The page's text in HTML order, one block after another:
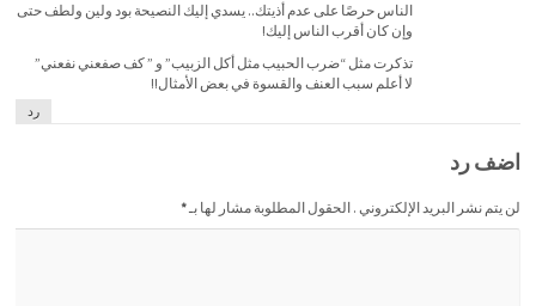
الناس حرصًا على عدم أذيتك.. يسدي إليك النصيحة بود ولين ولطف حتى
وإن كان أقرب الناس إليك!
تذكرت مثل “ضرب الحبيب مثل أكل الزبيب” و ” كف صفعني نفعني”
لا أعلم سبب العنف والقسوة في بعض الأمثال!!
رد
اضف رد
لن يتم نشر البريد الإلكتروني . الحقول المطلوبة مشار لها بـ*